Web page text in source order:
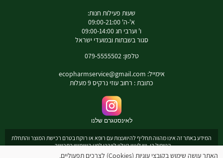
שעות פעילות חנות:
א'-ה' 09:00-21:00
ו' וערבי חג 09:00-14:00
סגור בשבתות ובמועדי ישראל
טלפון: 079-5555502
אימייל: ecopharmservice@gmail.com
כתובת : רחוב עוזי נרקיס 9 מעלות
לאינסטגרם שלנו
המידע באתר זה אינו מהווה תחליף להיוועצות עם רופא או רוקח בטרם רכישת המוצר והתחלת
הטיפול בו. יש לעיין בעלון לצרכן לפני השימוש בתכשיר .
מומלץ להיוועץ עם רוקח בכל הנוגע למטרות ואופן השימוש , תופעות לוואי ואינטראקציה עם
האתר עושה שימוש בקובצי עוגיות (Cookies) לצרכים תפעוליים,